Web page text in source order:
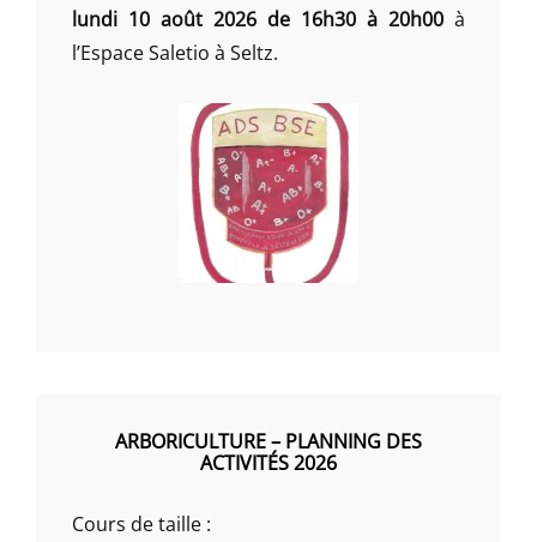
lundi 10 août 2026 de 16h30 à 20h00 à
l’Espace Saletio à Seltz.
ARBORICULTURE – PLANNING DES
ACTIVITÉS 2026
Cours de taille :